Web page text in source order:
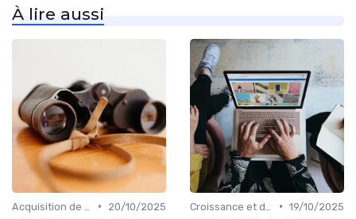
À lire aussi
•
20/10/2025
• 19/10/2025